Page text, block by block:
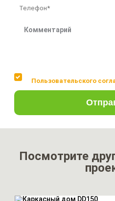
Пользовательского
Посмотрите